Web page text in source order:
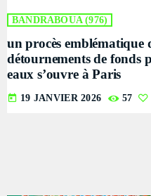
BANDRABOUA (976)
un procès emblématique
détournements de fonds
eaux s’ouvre à Paris
today 19 JANVIER 2026 57